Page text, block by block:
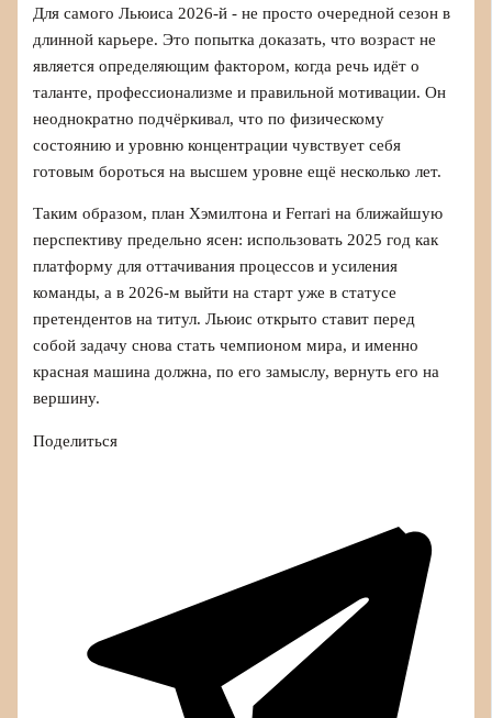
Для самого Льюиса 2026-й - не просто очередной сезон в
длинной карьере. Это попытка доказать, что возраст не
является определяющим фактором, когда речь идёт о
таланте, профессионализме и правильной мотивации. Он
неоднократно подчёркивал, что по физическому
состоянию и уровню концентрации чувствует себя
готовым бороться на высшем уровне ещё несколько лет.
Таким образом, план Хэмилтона и Ferrari на ближайшую
перспективу предельно ясен: использовать 2025 год как
платформу для оттачивания процессов и усиления
команды, а в 2026-м выйти на старт уже в статусе
претендентов на титул. Льюис открыто ставит перед
собой задачу снова стать чемпионом мира, и именно
красная машина должна, по его замыслу, вернуть его на
вершину.
Поделиться